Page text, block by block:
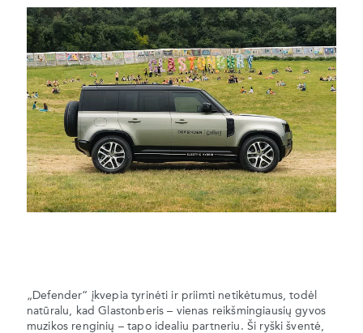
„Defender“ įkvepia tyrinėti ir priimti netikėtumus, todėl
natūralu, kad Glastonberis – vienas reikšmingiausių gyvos
muzikos renginių – tapo idealiu partneriu. Ši ryški šventė,